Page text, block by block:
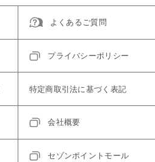
よくあるご質問
プライバシーポリシー
特定商取引法に基づく表記
会社概要
セゾンポイントモール